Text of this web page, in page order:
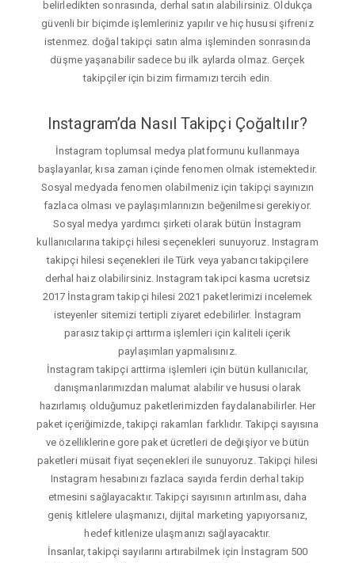
belirledikten sonrasında, derhal satın alabilirsiniz. Oldukça
güvenli bir biçimde işlemleriniz yapılır ve hiç hususi şifreniz
istenmez. doğal takipçi satın alma işleminden sonrasında
düşme yaşanabilir sadece bu ilk aylarda olmaz. Gerçek
takipçiler için bizim firmamızı tercih edin.
Instagram’da Nasıl Takipçi Çoğaltılır?
İnstagram toplumsal medya platformunu kullanmaya
başlayanlar, kısa zaman içinde fenomen olmak istemektedir.
Sosyal medyada fenomen olabilmeniz için takipçi sayınızın
fazlaca olması ve paylaşımlarınızın beğenilmesi gerekiyor.
Sosyal medya yardımcı şirketi olarak bütün İnstagram
kullanıcılarına takipçi hilesi seçenekleri sunuyoruz. Instagram
takipçi hilesi seçenekleri ile Türk veya yabancı takipçilere
derhal haiz olabilirsiniz. Instagram takipci kasma ucretsiz
2017 İnstagram takipçi hilesi 2021 paketlerimizi incelemek
isteyenler sitemizi tertipli ziyaret edebilirler. İnstagram
parasız takipçi arttırma işlemleri için kaliteli içerik
paylaşımları yapmalısınız.
İnstagram takipçi arttirma işlemleri için bütün kullanıcılar,
danışmanlarımızdan malumat alabilir ve hususi olarak
hazırlamış olduğumuz paketlerimizden faydalanabilirler. Her
paket içeriğimizde, takipçi rakamları farklıdır. Takipçi sayısına
ve özelliklerine gore paket ücretleri de değişiyor ve bütün
paketleri müsait fiyat seçenekleri ile sunuyoruz. Takipçi hilesi
Instagram hesabınızı fazlaca sayıda ferdin derhal takip
etmesini sağlayacaktır. Takipçi sayısının artırılması, daha
geniş kitlelere ulaşmanızı, dijital marketing yapıyorsanız,
hedef kitlenize ulaşmanızı sağlayacaktır.
İnsanlar, takipçi sayılarını artırabilmek için İnstagram 500